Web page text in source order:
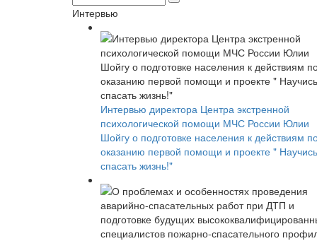
Интервью
Интервью директора Центра экстренной
психологической помощи МЧС России Юлии
Шойгу о подготовке населения к действиям
оказанию первой помощи и проекте " Научись
спасать жизнь!"